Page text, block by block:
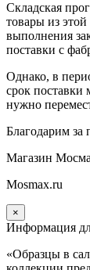
Складская
товары из
выполнения
поставки с
Однако, в
срок поставки
нужно
Благодарим
Магазин
Mosmax.ru
×
Информация
«Образцы в